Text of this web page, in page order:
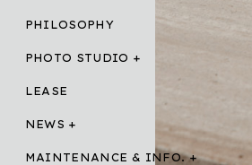
PHILOSOPHY
PHOTO STUDIO
LEASE
NEWS
MAINTENANCE & INFO.